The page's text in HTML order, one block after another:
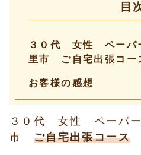
目
３０代 女性 ペーパ
里市 ご自宅出張コー
お客様の感想
３０代 女性 ペーパ
市 ご自宅出張コース